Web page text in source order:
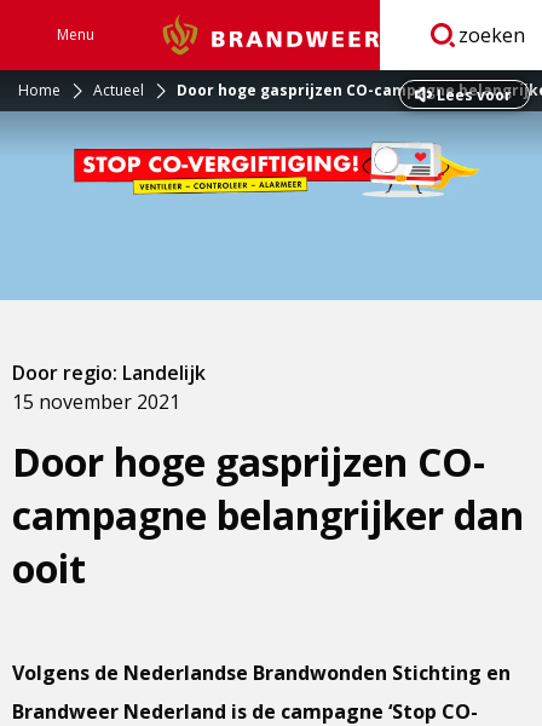
Menu Brandweer zoeken
Home Actueel Door hoge gasprijzen CO-campagneLees voor
Door hoge gasprijzen CO-
campagne belangrijker dan
ooit
15 november 2021
Door regio: Landelijk
Volgens de Nederlandse Brandwonden Stichting en
Brandweer Nederland is de campagne ‘Stop CO-